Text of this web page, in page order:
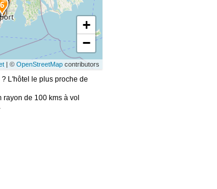
6
+
−
| ©OpenStreetMap contributors
? L'hôtel le plus proche de
rayon de 100 kms à vol